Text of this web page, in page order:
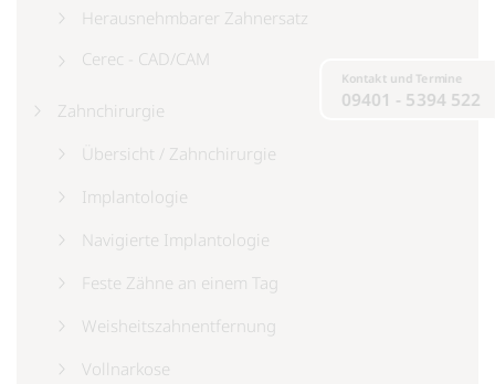
Herausnehmbarer Zahnersatz
Cerec - CAD/CAM
Zahnchirurgie
Übersicht / Zahnchirurgie
Implantologie
Navigierte Implantologie
Feste Zähne an einem Tag
Weisheitszahnentfernung
Vollnarkose
Kontakt und Termine
09401 - 5394 522